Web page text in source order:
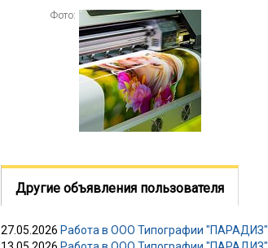
Фото:
Другие объявления пользователя
27.05.2026 Работа в ООО Типографии "ПАРАДИЗ"